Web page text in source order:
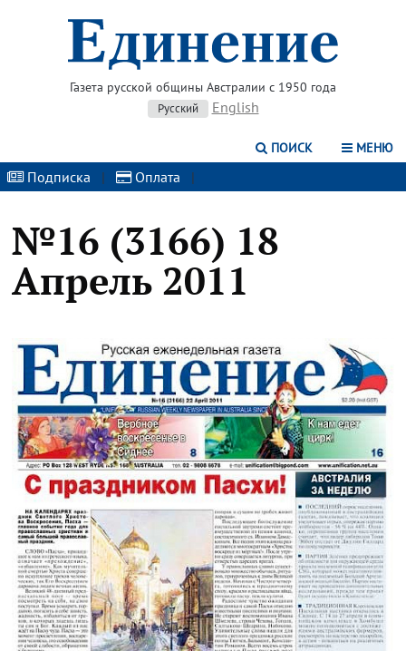
Газета русской общины Австралии с 1950 года
Русский English
ПОИСК МЕНЮ
Подписка | Оплата |
№16 (3166) 18
Апрель 2011